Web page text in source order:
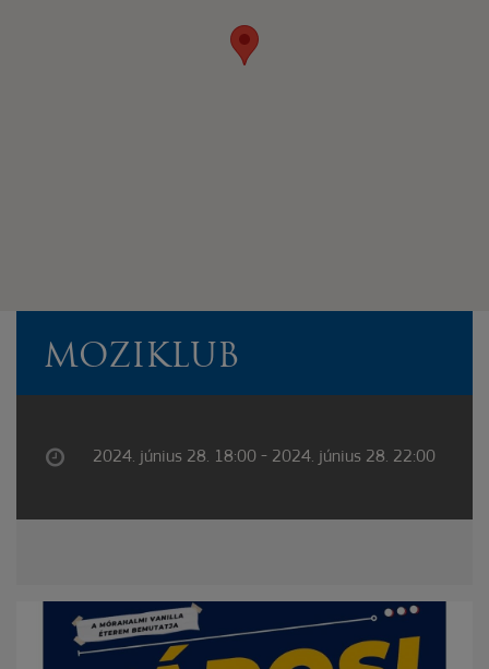
MOZIKLUB
2024. június 28. 18:00 - 2024. június 28. 22:00